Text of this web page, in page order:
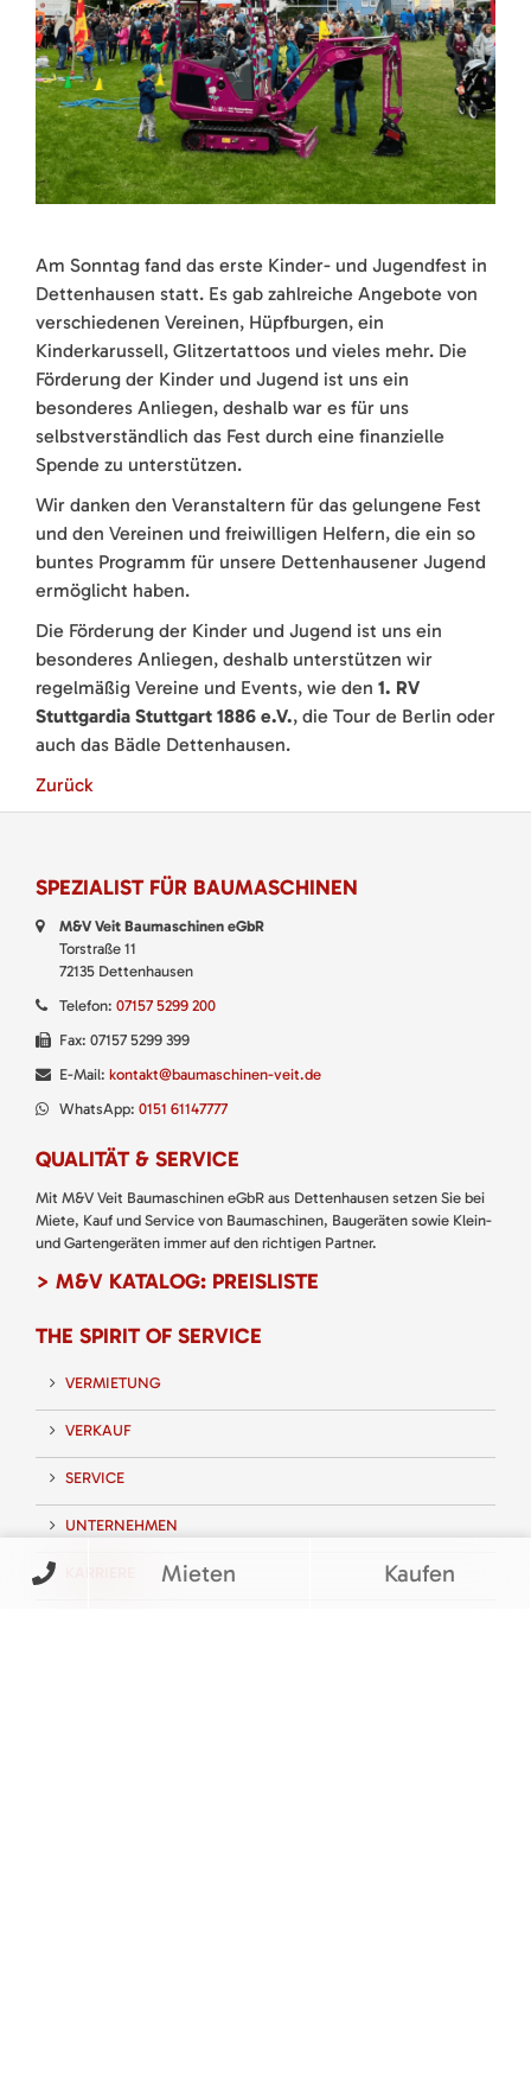
Am Sonntag fand das erste Kinder- und Jugendfest in
Dettenhausen statt. Es gab zahlreiche Angebote von
verschiedenen Vereinen, Hüpfburgen, ein
Kinderkarussell, Glitzertattoos und vieles mehr. Die
Förderung der Kinder und Jugend ist uns ein
besonderes Anliegen, deshalb war es für uns
selbstverständlich das Fest durch eine finanzielle
Spende zu unterstützen.
Wir danken den Veranstaltern für das gelungene Fest
und den Vereinen und freiwilligen Helfern, die ein so
buntes Programm für unsere Dettenhausener Jugend
ermöglicht haben.
Die Förderung der Kinder und Jugend ist uns ein
besonderes Anliegen, deshalb unterstützen wir
regelmäßig Vereine und Events, wie den 1. RV
Stuttgardia Stuttgart 1886 e.V., die Tour de Berlin oder
auch das Bädle Dettenhausen.
Zurück
SPEZIALIST FÜR BAUMASCHINEN
M&V Veit Baumaschinen eGbR
Torstraße 11
72135 Dettenhausen
Telefon: 07157 5299 200
Fax: 07157 5299 399
E-Mail: kontakt@baumaschinen-veit.de
WhatsApp: 0151 61147777
QUALITÄT & SERVICE
Mit M&V Veit Baumaschinen eGbR aus Dettenhausen setzen Sie bei
Miete, Kauf und Service von Baumaschinen, Baugeräten sowie Klein-
und Gartengeräten immer auf den richtigen Partner.
> M&V KATALOG: PREISLISTE
THE SPIRIT OF SERVICE
VERMIETUNG
VERKAUF
SERVICE
UNTERNEHMEN
Mieten Kaufen